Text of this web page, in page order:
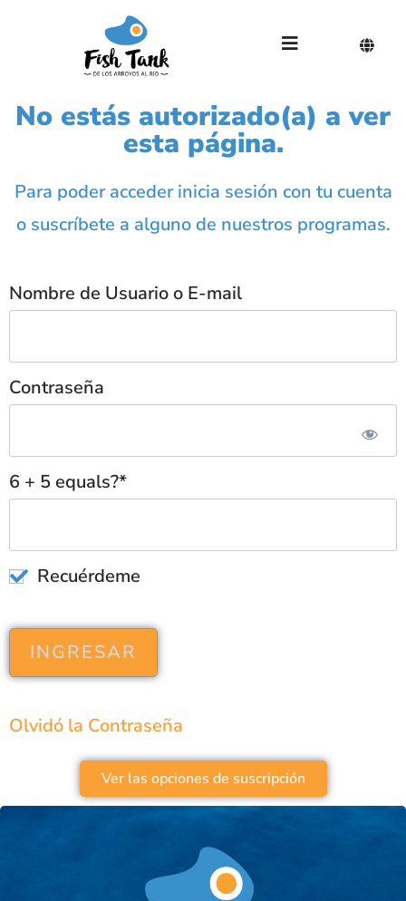
No estás autorizado(a) a ver
esta página.
Para poder acceder inicia sesión con tu cuenta
o suscríbete a alguno de nuestros programas.
Nombre de Usuario o E-mail
Contraseña
6 + 5 equals?*
Recuérdeme
Olvidó la Contraseña
Ver las opciones de suscripción